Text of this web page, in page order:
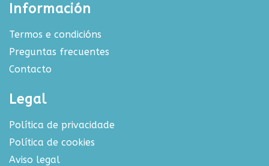
Información
Termos e condicións
Preguntas frecuentes
Contacto
Legal
Política de privacidade
Política de cookies
Aviso legal